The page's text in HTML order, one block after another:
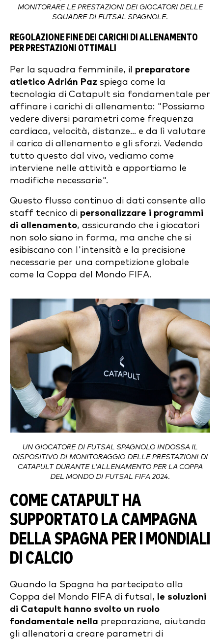
MONITORARE LE PRESTAZIONI DEI GIOCATORI DELLE
SQUADRE DI FUTSAL SPAGNOLE.
REGOLAZIONE FINE DEI CARICHI DI ALLENAMENTO
PER PRESTAZIONI OTTIMALI
Per la squadra femminile, il preparatore
atletico Adrián Paz spiega come la
tecnologia di Catapult sia fondamentale per
affinare i carichi di allenamento: "Possiamo
vedere diversi parametri come frequenza
cardiaca, velocità, distanze... e da lì valutare
il carico di allenamento e gli sforzi. Vedendo
tutto questo dal vivo, vediamo come
interviene nelle attività e apportiamo le
modifiche necessarie".
Questo flusso continuo di dati consente allo
staff tecnico di personalizzare i programmi
di allenamento, assicurando che i giocatori
non solo siano in forma, ma anche che si
esibiscano con l'intensità e la precisione
necessarie per una competizione globale
come la Coppa del Mondo FIFA.
UN GIOCATORE DI FUTSAL SPAGNOLO INDOSSA IL
DISPOSITIVO DI MONITORAGGIO DELLE PRESTAZIONI DI
CATAPULT DURANTE L'ALLENAMENTO PER LA COPPA
DEL MONDO DI FUTSAL FIFA 2024.
COME CATAPULT HA
SUPPORTATO LA CAMPAGNA
DELLA SPAGNA PER I MONDIALI
DI CALCIO
Quando la Spagna ha partecipato alla
Coppa del Mondo FIFA di futsal,
le soluzioni
di Catapult hanno svolto un ruolo
fondamentale nella preparazione, aiutando
gli allenatori a creare parametri di